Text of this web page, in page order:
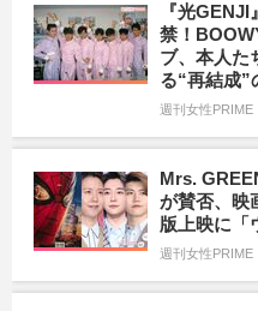
『光
禁！
ブ、本人た
る“再結成”
週刊女性PRIME
Mrs.
が賛否、映
版上映に「
週刊女性PRIME